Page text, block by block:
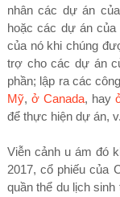
nhân các dự án
hoặc các dự án
của nó khi chúng
trợ cho các dự án
phần; lập ra các
Mỹ, ở Canada, hay
để thực hiện dự án,
Viễn cảnh u ám đó
2017, cổ phiếu của
quần thể du lịch